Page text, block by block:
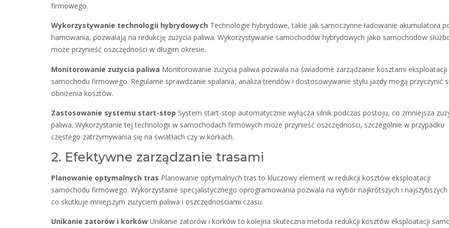
firmowego.
Wykorzystywanie technologii hybrydowych Technologie hybrydowe, takie jak samoczynne ładowanie akumulatora
hamowania, pozwalają na redukcję zużycia paliwa. Wykorzystywanie samochodów hybrydowych jako samochodów
może przynieść oszczędności w długim okresie.
Monitorowanie zużycia paliwa Monitorowanie zużycia paliwa pozwala na świadome zarządzanie kosztami eksploatacji
samochodu firmowego. Regularne sprawdzanie spalania, analiza trendów i dostosowywanie stylu jazdy mogą przyczynić
obniżenia kosztów.
Zastosowanie systemu start-stop System start-stop automatycznie wyłącza silnik podczas postoju, co zmniejsza
paliwa. Wykorzystanie tej technologii w samochodach firmowych może przynieść oszczędności, szczególnie w przypadku
częstego zatrzymywania się na światłach czy w korkach.
2. Efektywne zarządzanie trasami
Planowanie optymalnych tras Planowanie optymalnych tras to kluczowy element w redukcji kosztów eksploatacji
samochodu firmowego. Wykorzystanie specjalistycznego oprogramowania pozwala na wybór najkrótszych i najszybszych
co skutkuje mniejszym zużyciem paliwa i oszczędnościami czasu.
Unikanie zatorów i korków Unikanie zatorów i korków to kolejna skuteczna metoda redukcji kosztów eksploatacji